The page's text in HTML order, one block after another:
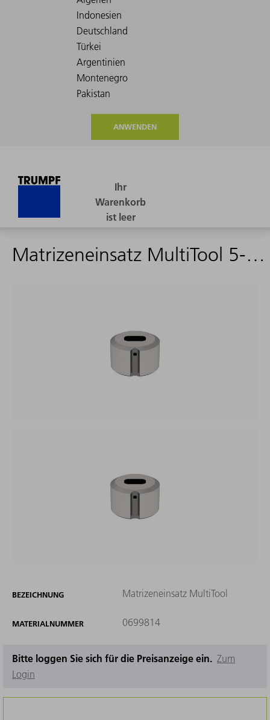
ANWENDEN
Matrizeneinsatz MultiTool 5-fach (Form 9)
BEZEICHNUNG Matrizeneinsatz MultiTool
MATERIALNUMMER 0699814
Bitte loggen Sie sich für die Preisanzeige ein. Zum
Login